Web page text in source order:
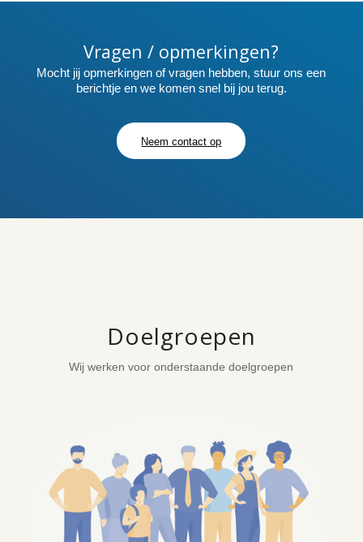
Vragen / opmerkingen?
Mocht jij opmerkingen of vragen hebben, stuur ons een
berichtje en we komen snel bij jou terug.
Neem contact op
Doelgroepen
Wij werken voor onderstaande doelgroepen